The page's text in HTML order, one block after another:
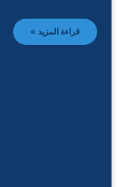
قراءة المزيد »